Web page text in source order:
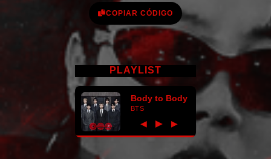
COPIAR CÓDIGO
PLAYLIST
Body to Body
BTS
◀ ► ▶